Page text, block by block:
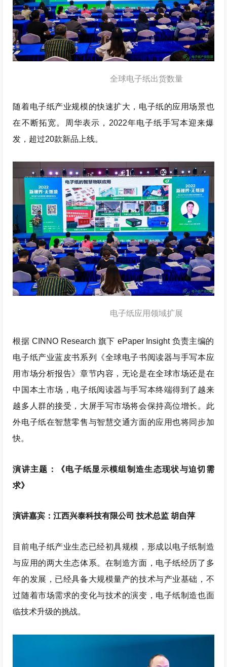
全球电子纸出货数量
随着电子纸产业规模的快速扩大，电子纸的应用场景也
在不断拓宽。周华表示，2022年电子纸手写本迎来爆
发，超过20款新品上线。
电子纸应用领域扩展
根据 CINNO Research 旗下 ePaper Insight 负责主编的
电子纸产业蓝皮书系列《全球电子书阅读器与手写本应
用市场分析报告》章节内容，无论是在全球市场还是在
中国本土市场，电子纸阅读器与手写本终端得到了越来
越多人群的接受，大屏手写市场将会保持高位增长。此
外电子纸在智慧零售与智慧交通方面的应用也将同步加
快。
演讲主题：《电子纸显示模组制造生态现状与迫切需
求》
演讲嘉宾：江西兴泰科技有限公司 技术总监 胡自萍
目前电子纸产业生态已经初具规模，形成以电子纸制造
与应用的两大生态体系。在制造方面，电子纸经历了多
年的发展，已经具备大规模量产的技术与产业基础，不
过随着市场需求的变化与技术的演变，电子纸制造也面
临技术升级的挑战。